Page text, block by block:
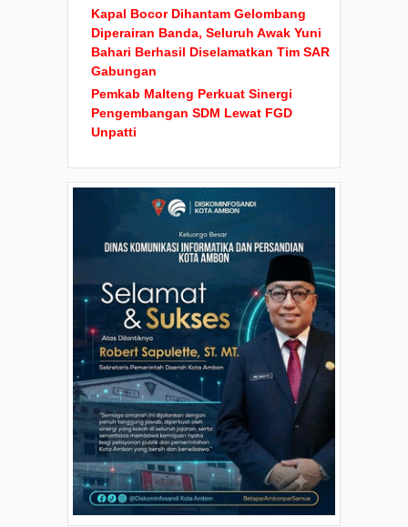
Kapal Bocor Dihantam Gelombang
Diperairan Banda, Seluruh Awak Yuni
Bahari Berhasil Diselamatkan Tim SAR
Gabungan
Pemkab Malteng Perkuat Sinergi
Pengembangan SDM Lewat FGD
Unpatti